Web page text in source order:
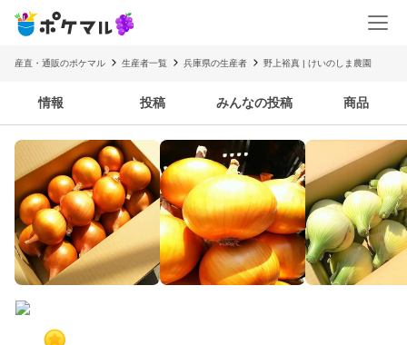
産直・通販のポケマル 生産者一覧 兵庫県の生産者 野上裕真 | けいのしま農園
情報 投稿 みんなの投稿 商品